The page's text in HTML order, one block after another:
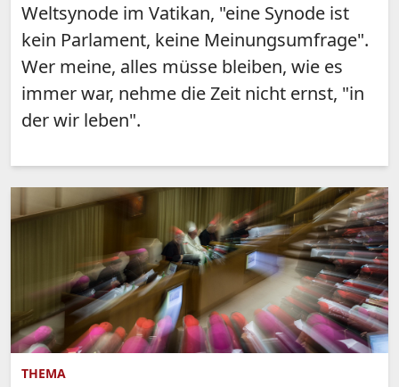
Weltsynode im Vatikan, "eine Synode ist
kein Parlament, keine Meinungsumfrage".
Wer meine, alles müsse bleiben, wie es
immer war, nehme die Zeit nicht ernst, "in
der wir leben".
THEMA